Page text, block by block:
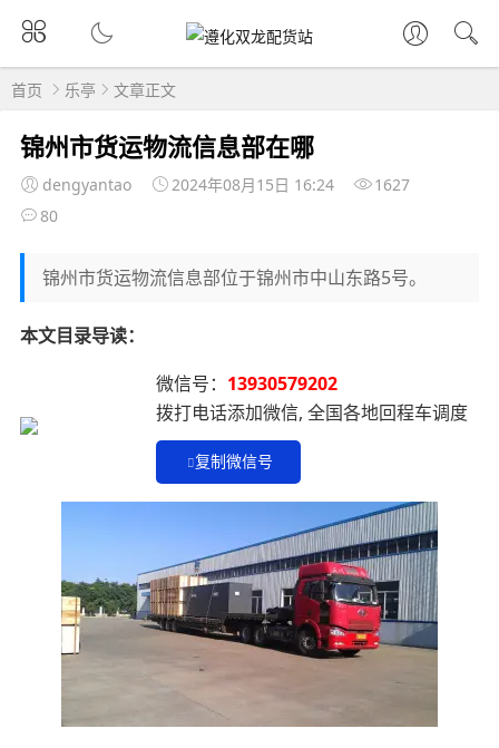
首页 乐亭 文章正文
锦州市货运物流信息部在哪
dengyantao 2024年08月15日 16:24
1627
80
锦州市货运物流信息部位于锦州市中山东路5号。
本文目录导读：
微信号： 13930579202
拨打电话添加微信, 全国各地回程车调度
复制微信号